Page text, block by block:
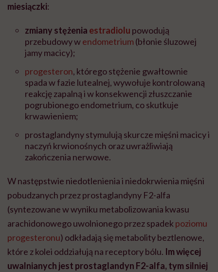
miesiączki:
zmiany stężenia estradiolu powodują
przebudowy wendometrium (błonie śluzowej
jamy macicy);
progesteron, którego stężenie gwałtownie
spada w fazie lutealnej, wywołuje kontrolowaną
reakcję zapalną i w konsekwencji złuszczanie
pogrubionego endometrium, co skutkuje
krwawieniem;
prostaglandyny stymulują skurcze mięśni macicy i
naczyń krwionośnych oraz uwrażliwiają
zakończenia nerwowe.
W następstwie niedotlenienia i niedokrwienia mięśni
pobudzanych przez prostaglandyny F2-alfa
(syntezowane w wyniku metabolizowania kwasu
arachidonowego uwolnionego przez spadek poziomu
progesteronu) odkładają się metabolity beztlenowe,
które z kolei oddziałują na receptory bólu. Im więcej
uwalnianych jest prostaglandyn F2-alfa, tym silniej